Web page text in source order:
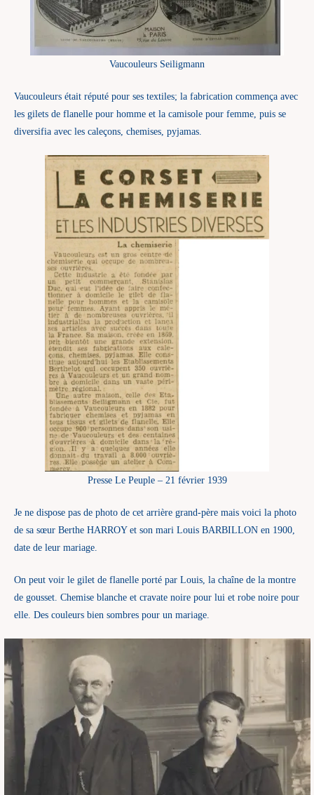
Vaucouleurs Seiligmann
Vaucouleurs était réputé pour ses textiles; la fabrication commença avec
les gilets de flanelle pour homme et la camisole pour femme, puis se
diversifia avec les caleçons, chemises, pyjamas.
Presse Le Peuple – 21 février 1939
Je ne dispose pas de photo de cet arrière grand-père mais voici la photo
de sa sœur Berthe HARROY et son mari Louis BARBILLON en 1900,
date de leur mariage.
On peut voir le gilet de flanelle porté par Louis, la chaîne de la montre
de gousset. Chemise blanche et cravate noire pour lui et robe noire pour
elle. Des couleurs bien sombres pour un mariage.